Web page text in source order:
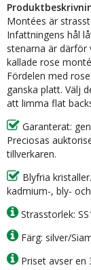
Montées är
Infattningens hål
stenarna är därför
kallade rose
Fördelen med
ganska platt. Välj
att limma flat
Garanterat:
Preciosas
tillverkaren.
Blyfria
kadmium-, bly-
Strasstorlek:
Färg: silver/
Priset avser en